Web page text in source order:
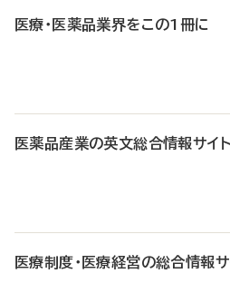
医療・医薬品業界をこの1冊に
医薬品産業の英文総合情報サイト
医療制度・医療経営の総合情報サ